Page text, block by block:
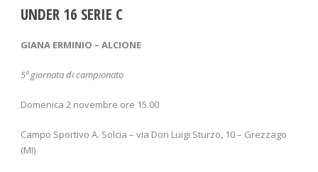
UNDER 16 SERIE C
GIANA ERMINIO – ALCIONE
5ª giornata di campionato
Domenica 2 novembre ore 15.00
Campo Sportivo A. Solcia – via Don Luigi Sturzo, 10 – Grezzago
(MI)